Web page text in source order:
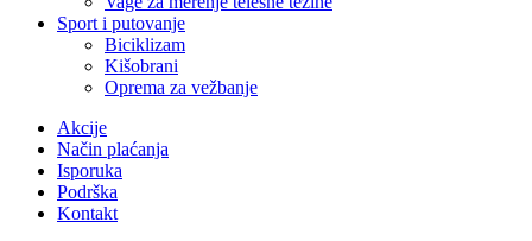
Sport i putovanje
Biciklizam
Kišobrani
Oprema za vežbanje
Akcije
Način plaćanja
Isporuka
Podrška
Kontakt